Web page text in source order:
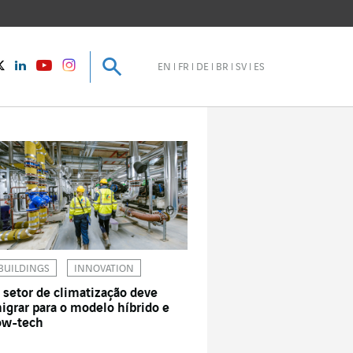
TwitterLinkedInYoutubeinstagram Pesquisar
EN FR DE BR SV ES
Pesquisar
INNOVATION
setor de climatização deve
para o modelo híbrido e
tech